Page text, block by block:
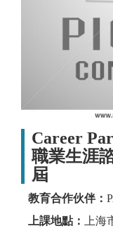
Career
職業生涯
屆
教育合作伙伴：
上課地點：
上海